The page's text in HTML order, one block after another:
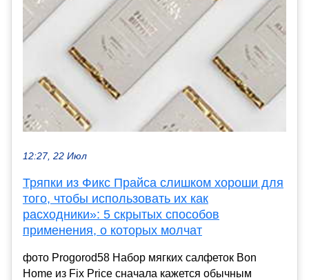
12:27, 22 Июл
Тряпки из Фикс Прайса слишком хороши для
того, чтобы использовать их как
расходники»: 5 скрытых способов
применения, о которых молчат
фото Progorod58 Набор мягких салфеток Bon
Home из Fix Price сначала кажется обычным